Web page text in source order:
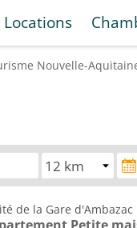
Nouvelle-
de la Gare d'Ambazac